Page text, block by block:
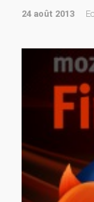
24 août 2013